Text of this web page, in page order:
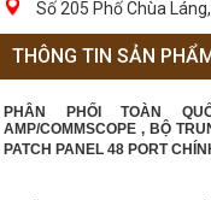
Số 205 Phố Chùa
THÔNG TIN SẢN
PHÂN PHỐI TOÀN
AMP/COMMSCOPE , BỘ
PATCH PANEL 48 PORT